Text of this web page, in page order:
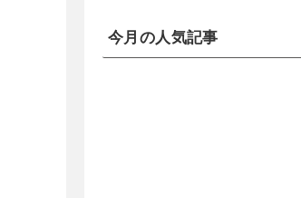
今月の人気記事